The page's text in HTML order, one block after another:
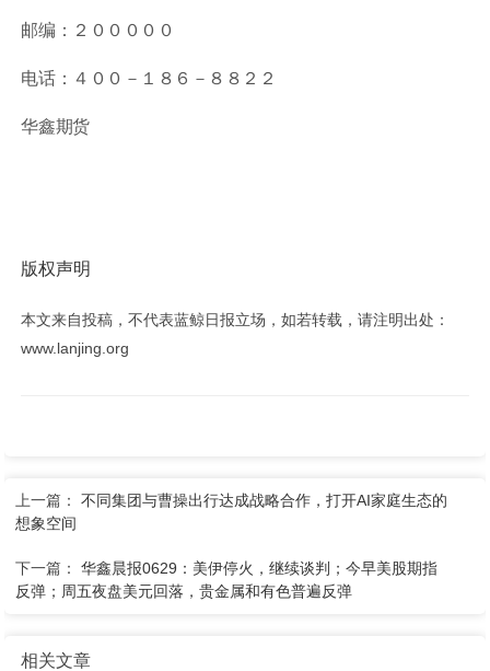
邮编： ２０００００
电话： ４００－１８６－８８２２
华鑫期货
版权声明
本文来自投稿，不代表蓝鲸日报立场，如若转载，请注明出处：
www.lanjing.org
上一篇：不同集团与曹操出行达成战略合作，打开AI家庭生态的
想象空间
下一篇：华鑫晨报0629：美伊停火，继续谈判；今早美股期指
反弹；周五夜盘美元回落，贵金属和有色普遍反弹
相关文章